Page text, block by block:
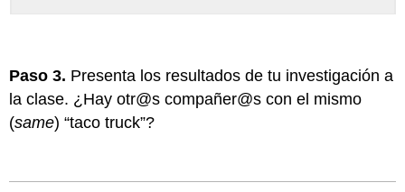
Paso 3. Presenta los resultados de tu investigación a
la clase. ¿Hay otr@s compañer@s con el mismo
(same) “taco truck”?